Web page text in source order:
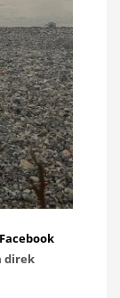
Facebook
direk